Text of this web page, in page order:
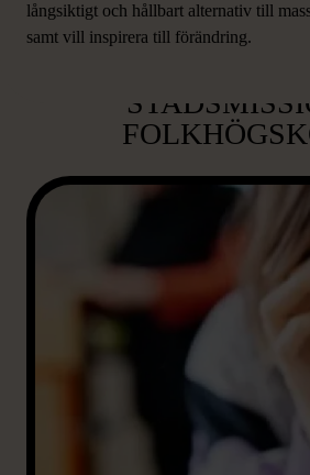
långsiktigt och hållbart alternativ till
samt vill inspirera till förändring.
ANDRA